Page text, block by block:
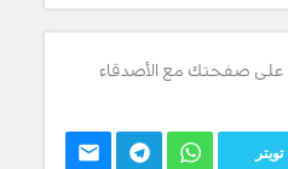
على صفحتك مع الأصدقاء
تويتر